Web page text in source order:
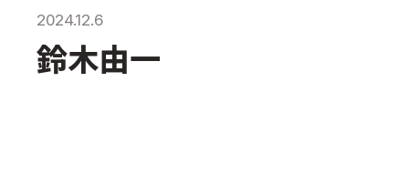
2024.12.6
鈴木由一